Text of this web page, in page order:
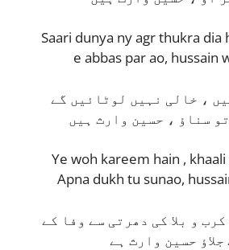
Saari dunya ny agr thukra dia
e abbas par ao, hussain
، خالی نہیں لوٹائیں گے
سناؤ ، حسین وارث ہیں
Ye woh kareem hain ,
Apna dukh tu sunao,
و بلا کی دھرتی سے وفا کے
جلاؤ حسین وارث ہے